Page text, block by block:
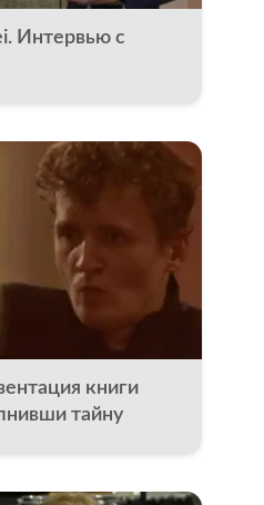
Интервью с
книги
тайну